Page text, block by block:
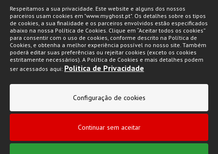
Métodos de pagamento
Condições gerais de venda
Respeitamos a sua privacidade. Este website e alguns dos nossos
parceiros usam cookies em "www.myghost.pt". Os detalhes sobre os tipos
de cookies, a sua finalidade e os parceiros envolvidos estão especificados
abaixo na nossa Política de Cookies. Clique em “Aceitar todos os cookies”
para consentir com o uso de cookies, conforme descrito na Política de
Cookies, e obtenha a melhor experiência possível no nosso site. Também
poderá editar suas preferências ou rejeitar cookies (exceto os cookies
estritamente necessários). A Política de Cookies e mais detalhes podem
ser acessados aqui: Politica de Privacidade
Configuração de cookies
Continuar sem aceitar